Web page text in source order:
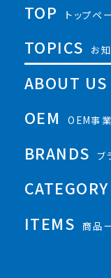
TOP トップペ
TOPICS お
ABOUT US
OEM OEM事業
BRANDS ブ
CATEGORY
ITEMS 商品